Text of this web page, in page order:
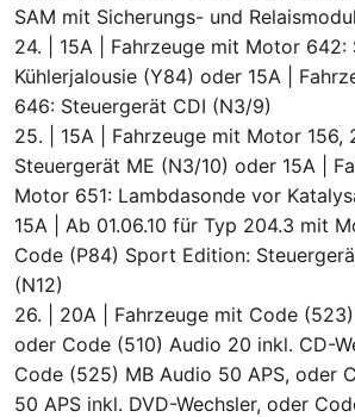
SAM mit Sicherungs- und
24. | 15A | Fahrzeuge mit Motor 642:
Kühlerjalousie (Y84) oder 15A |
646: Steuergerät CDI (N3/9)
25. | 15A | Fahrzeuge mit Motor 156,
Steuergerät ME (N3/10) oder 15A |
Motor 651: Lambdasonde vor
15A | Ab 01.06.10 für Typ 204.3 mit
Code (P84) Sport Edition:
(N12)
26. | 20A | Fahrzeuge mit Code
oder Code (510) Audio 20 inkl. CD-
Code (525) MB Audio 50 APS, oder
50 APS inkl. DVD-Wechsler, oder